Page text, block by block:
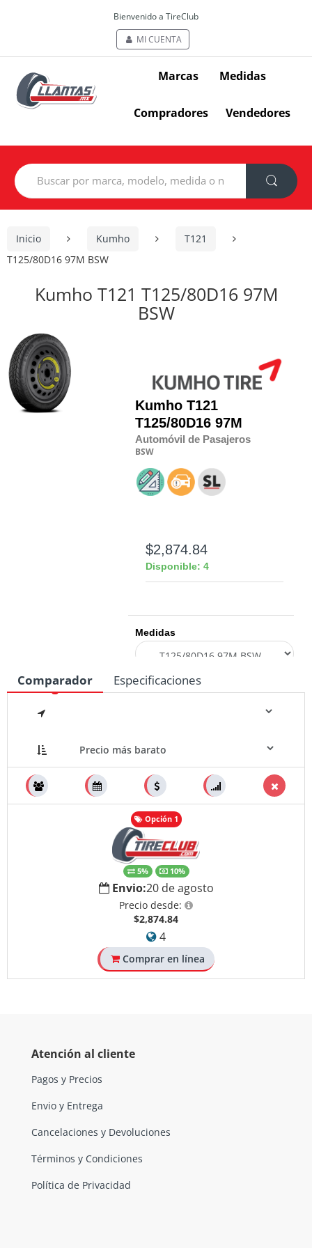
Bienvenido a TireClub
MI CUENTA
Marcas Medidas
Compradores Vendedores
Search
for:
Inicio Kumho
T121
T125/80D16 97M BSW
Kumho T121 T125/80D16 97M
BSW
Kumho T121
T125/80D16 97M
Automóvil de Pasajeros
BSW
$2,874.84
Disponible: 4
Medidas
Comparador Especificaciones
Opción 1
5% 10%
Envio:20 de agosto
Precio desde:
$2,874.84
4
Comprar en línea
Atención al cliente
Pagos y Precios
Envio y Entrega
Cancelaciones y Devoluciones
Términos y Condiciones
Política de Privacidad